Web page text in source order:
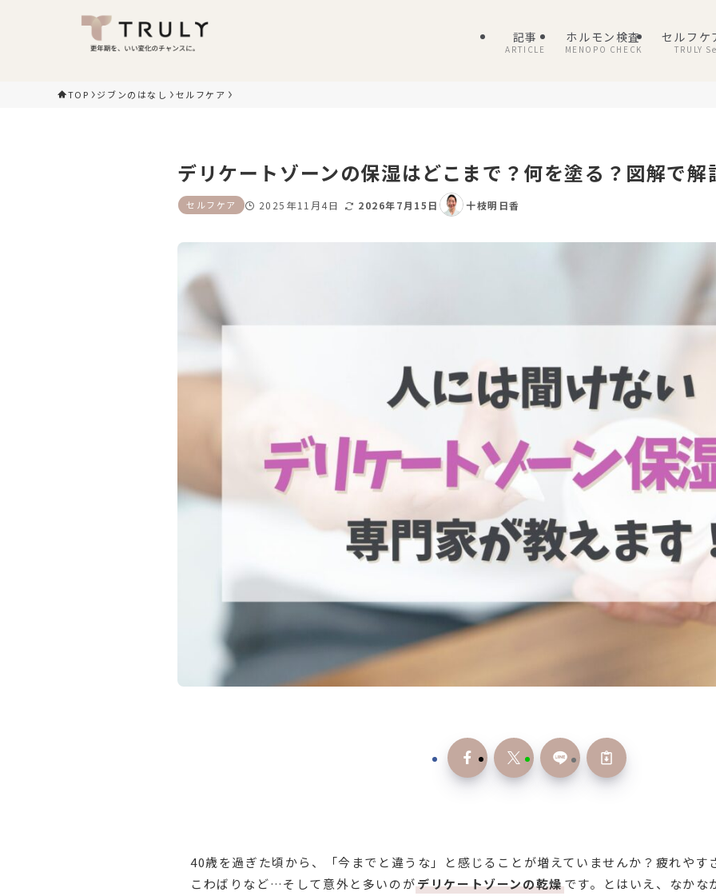
記事
ARTICLE
ホルモン検査
MENOPO CHECK
セルフケ
TRULY
TOP ジブンのはなし セルフケア
デリケートゾーンの保湿はどこまで？何を塗る？図解で解
セルフケア 2025年11月4日 2026年7月15日 十枝明日香
40歳を過ぎた頃から、「今までと違うな」と感じることが増えていませんか？疲れやす
こわばりなど…そして意外と多いのがデリケートゾーンの乾燥です。とはいえ、なかな